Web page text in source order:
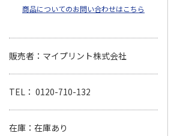
商品についてのお問い合わせはこちら
販売者：マイプリント株式会社
TEL： 0120-710-132
在庫：在庫あり